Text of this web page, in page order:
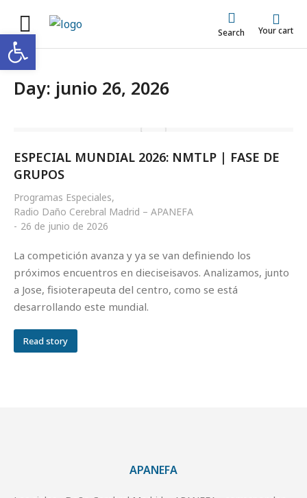
Abrir barra de herramientas Search Your cart
Day: junio 26, 2026
ESPECIAL MUNDIAL 2026: NMTLP | FASE DE
GRUPOS
Programas Especiales,
Radio Daño Cerebral Madrid – APANEFA
26 de junio de 2026
La competición avanza y ya se van definiendo los
próximos encuentros en dieciseisavos. Analizamos, junto
a Jose, fisioterapeuta del centro, como se está
desarrollando este mundial.
Read story
APANEFA